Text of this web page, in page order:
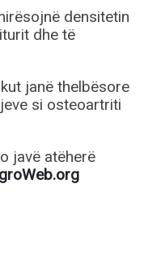
densitetin
dhe të
janë thelbësore
si osteoartriti
javë atëherë